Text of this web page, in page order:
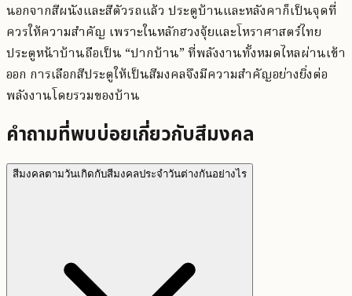
นอกจากสีผนังและสีตัวรถแล้ว ประตูบ้านและหลังคาก็เป็นจุดที่
ควรให้ความสำคัญ เพราะในหลักฮวงจุ้ยและโหราศาสตร์ไทย
ประตูหน้าบ้านถือเป็น “ปากบ้าน” ที่พลังงานทั้งหมดไหลผ่านเข้า
ออก การเลือกสีประตูให้เป็นสีมงคลจึงมีความสำคัญอย่างยิ่งต่อ
พลังงานโดยรวมของบ้าน
คำถามที่พบบ่อยเกี่ยวกับสีมงคล
สีมงคลตามวันเกิดกับสีมงคลประจำวันต่างกันอย่างไร